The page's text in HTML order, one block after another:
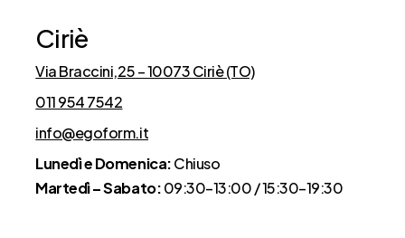
Ciriè
Via Braccini,25 – 10073 Ciriè (TO)
011 954 7542
info@egoform.it
Lunedì e Domenica:Chiuso
Martedì – Sabato:09:30–13:00 / 15:30–19:30